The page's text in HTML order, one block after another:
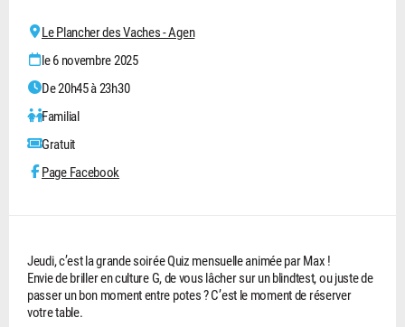
Le Plancher des Vaches - Agen
le 6 novembre 2025
De 20h45 à 23h30
Familial
Gratuit
Page Facebook
Jeudi, c’est la grande soirée Quiz mensuelle animée par Max !
Envie de briller en culture G, de vous lâcher sur un blindtest, ou juste de
passer un bon moment entre potes ? C’est le moment de réserver
votre table.